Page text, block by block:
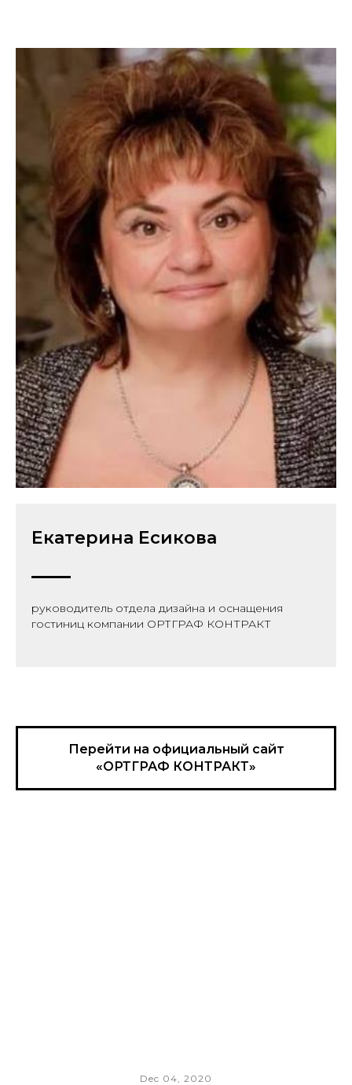
Екатерина Есикова
руководитель отдела дизайна и оснащения
гостиниц компании ОРТГРАФ КОНТРАКТ
Перейти на официальный сайт
«ОРТГРАФ КОНТРАКТ»
Dec 04, 2020